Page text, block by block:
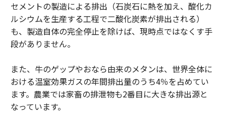
セメントの製造による排出（石炭石に熱を加え、酸化カ
ルシウムを生産する工程で二酸化炭素が排出される）
も、製造自体の完全停止を除けば、現時点ではなくす手
段がありません。
また、牛のゲップやおなら由来のメタンは、世界全体に
おける温室効果ガスの年間排出量のうち4％を占めてい
ます。農業では家畜の排泄物も2番目に大きな排出源と
なっています。